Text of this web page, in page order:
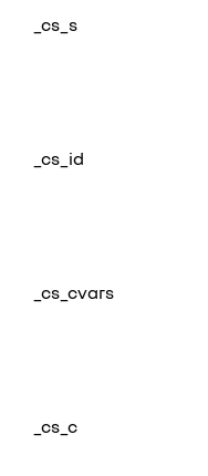
_cs_s
_cs_id
_cs_cvars
_cs_c